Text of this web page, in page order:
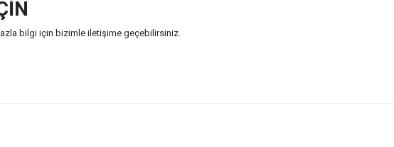
fazla bilgi için bizimle iletişime geçebilirsiniz.